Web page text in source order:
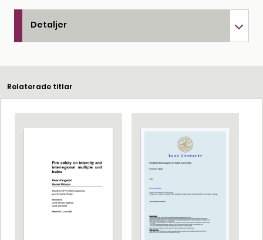
Detaljer
Relaterade titlar